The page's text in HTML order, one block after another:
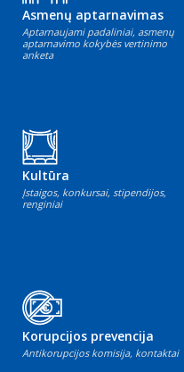
Asmenų aptarnavimas
Aptarnaujami padaliniai, asmenų
aptarnavimo kokybės vertinimo
anketa
Kultūra
Įstaigos, konkursai, stipendijos,
renginiai
Korupcijos prevencija
Antikorupcijos komisija, kontaktai